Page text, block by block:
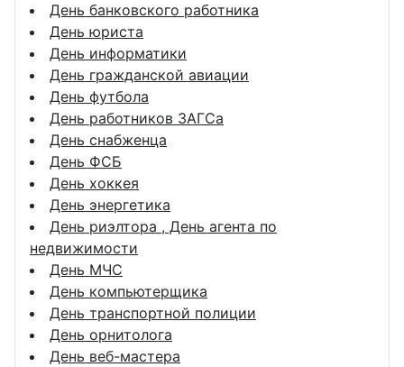
День банковского работника
День юриста
День информатики
День гражданской авиации
День футбола
День работников ЗАГСа
День снабженца
День ФСБ
День хоккея
День энергетика
День риэлтора , День агента по
недвижимости
День МЧС
День компьютерщика
День транспортной полиции
День орнитолога
День веб-мастера